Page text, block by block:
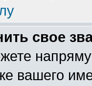
свое
вашего